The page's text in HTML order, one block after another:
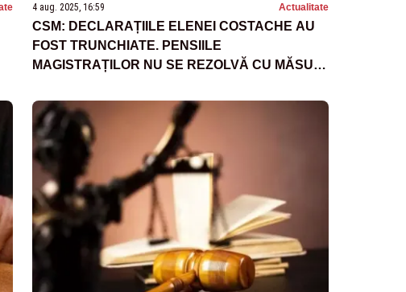
4 aug. 2025, 16:59 Actualitate
CSM: DECLARAȚIILE ELENEI COSTACHE AU
FOST TRUNCHIATE. PENSIILE
MAGISTRAȚILOR NU SE REZOLVĂ CU MĂSURI